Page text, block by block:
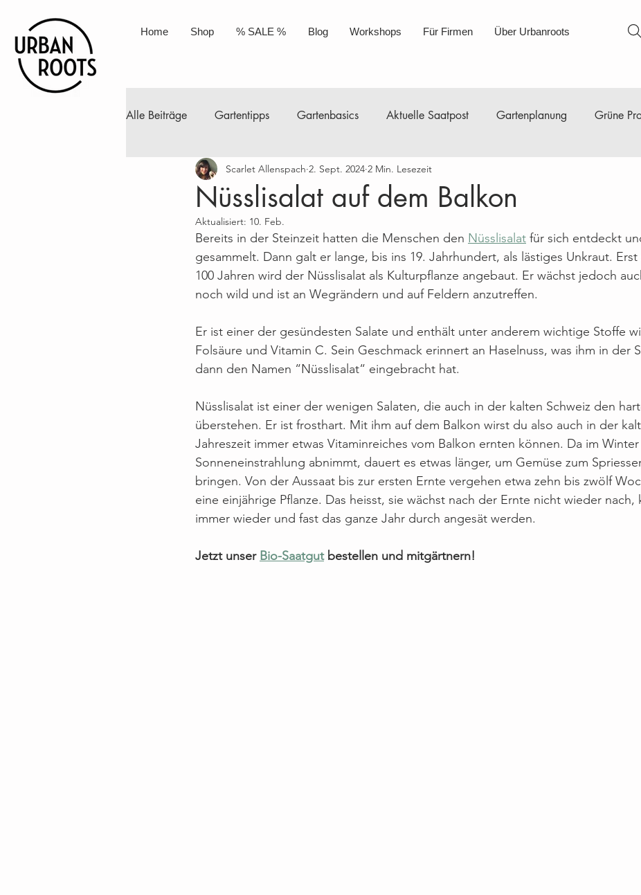
Home Shop % SALE % Blog Workshops Für Firmen Über Urbanroots
Alle Beiträge Gartentipps Gartenbasics Aktuelle Saatpost Gartenplanung Grüne
Permakultur Kompost Anleitungen Saatgut Gartenberichte
Selbstgemacht Naturkosmetik
Mai Juni Juli August September Oktober November
Jahr 2 Fortsetzung
Nüsslisalat auf dem Balkon
Scarlet Allenspach 2. Sept. 2024 2 Min. Lesezeit
Aktualisiert: 10. Feb.
Bereits in der Steinzeit hatten die Menschen den Nüsslisalat für sich entdeckt
gesammelt. Dann galt er lange, bis ins 19. Jahrhundert, als lästiges Unkraut.
100 Jahren wird der Nüsslisalat als Kulturpflanze angebaut. Er wächst jedoch
noch wild und ist an Wegrändern und auf Feldern anzutreffen.
Er ist einer der gesündesten Salate und enthält unter anderem wichtige Stoffe
Folsäure und Vitamin C. Sein Geschmack erinnert an Haselnuss, was ihm in der
dann den Namen “Nüsslisalat“ eingebracht hat.
Nüsslisalat ist einer der wenigen Salaten, die auch in der kalten Schweiz den
überstehen. Er ist frosthart. Mit ihm auf dem Balkon wirst du also auch in der
Jahreszeit immer etwas Vitaminreiches vom Balkon ernten können. Da im
Sonneneinstrahlung abnimmt, dauert es etwas länger, um Gemüse zum
bringen. Von der Aussaat bis zur ersten Ernte vergehen etwa zehn bis zwölf
eine einjährige Pflanze. Das heisst, sie wächst nach der Ernte nicht wieder nach,
immer wieder und fast das ganze Jahr durch angesät werden.
Jetzt unser Bio-Saatgut bestellen und mitgärtnern!